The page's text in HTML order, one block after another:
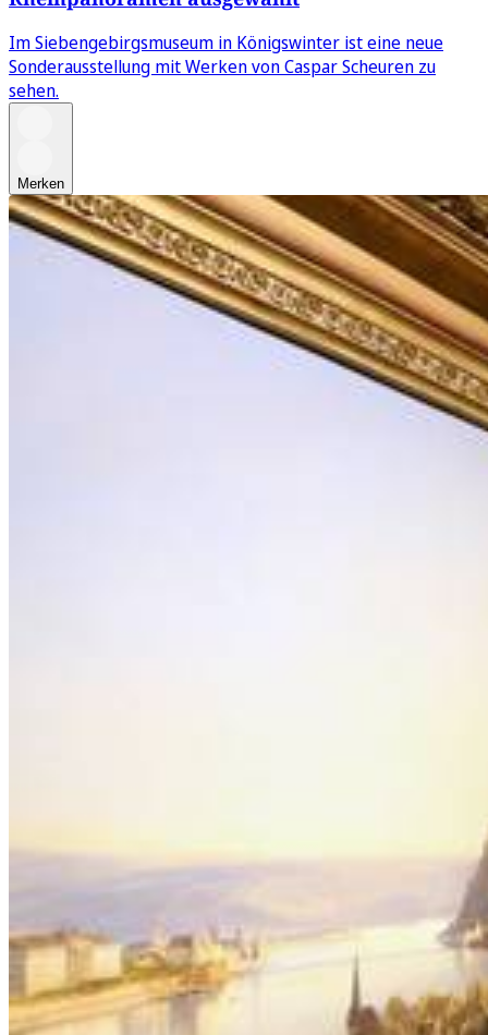
Im Siebengebirgsmuseum in Königswinter ist eine neue
Sonderausstellung mit Werken von Caspar Scheuren zu
sehen.
Merken